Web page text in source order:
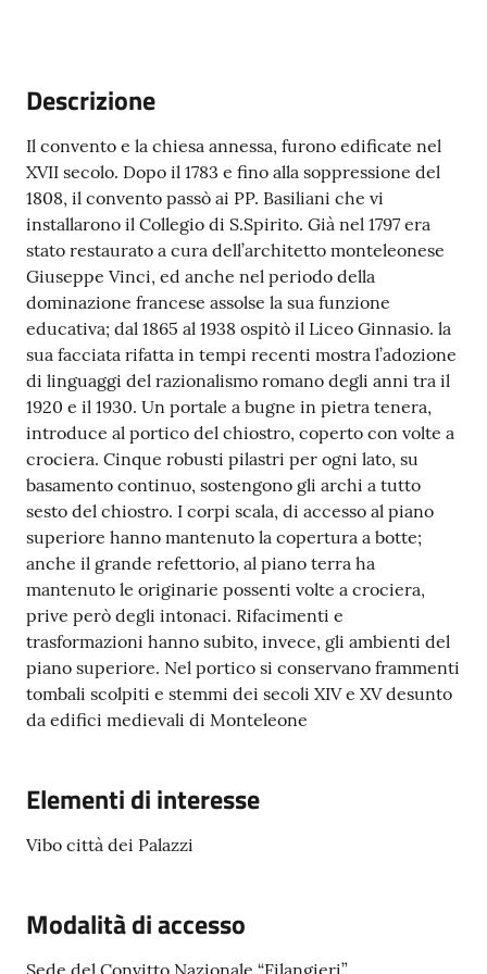
su
Descrizione
Il convento e la chiesa annessa, furono edificate nel
XVII secolo. Dopo il 1783 e fino alla soppressione del
1808, il convento passò ai PP. Basiliani che vi
installarono il Collegio di S.Spirito. Già nel 1797 era
stato restaurato a cura dell’architetto monteleonese
Giuseppe Vinci, ed anche nel periodo della
dominazione francese assolse la sua funzione
educativa; dal 1865 al 1938 ospitò il Liceo Ginnasio. la
sua facciata rifatta in tempi recenti mostra l’adozione
di linguaggi del razionalismo romano degli anni tra il
1920 e il 1930. Un portale a bugne in pietra tenera,
introduce al portico del chiostro, coperto con volte a
crociera. Cinque robusti pilastri per ogni lato, su
basamento continuo, sostengono gli archi a tutto
sesto del chiostro. I corpi scala, di accesso al piano
superiore hanno mantenuto la copertura a botte;
anche il grande refettorio, al piano terra ha
mantenuto le originarie possenti volte a crociera,
prive però degli intonaci. Rifacimenti e
trasformazioni hanno subito, invece, gli ambienti del
piano superiore. Nel portico si conservano frammenti
tombali scolpiti e stemmi dei secoli XIV e XV desunto
da edifici medievali di Monteleone
Elementi di interesse
Vibo città dei Palazzi
Modalità di accesso
Sede del Convitto Nazionale “Filangieri”.